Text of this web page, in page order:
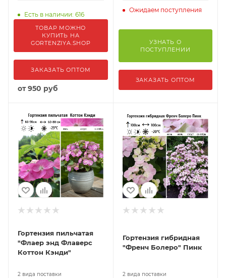
Есть в наличии: 616
ТОВАР МОЖНО
КУПИТЬ НА
GORTENZIYA.SHOP
ЗАКАЗАТЬ ОПТОМ
от950 руб
Ожидаем поступления
УЗНАТЬ О
ПОСТУПЛЕНИИ
ЗАКАЗАТЬ ОПТОМ
Гортензия пильчатая
"Флаер энд Флаверс
Коттон Кэнди"
2 вида поставки
Гортензия гибридная
"Френч Болеро" Пинк
2 вида поставки